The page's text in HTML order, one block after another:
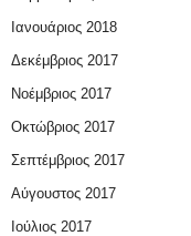
Ιανουάριος 2018
Δεκέμβριος 2017
Νοέμβριος 2017
Οκτώβριος 2017
Σεπτέμβριος 2017
Αύγουστος 2017
Ιούλιος 2017